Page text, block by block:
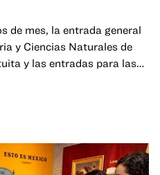
de mes, la entrada general
y Ciencias Naturales de
y las entradas para las